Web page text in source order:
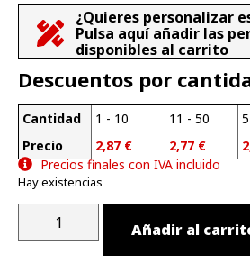
¿Quieres personalizar
Pulsa aquí añadir las
disponibles al carrito
Descuentos por
Cantidad
Precio
1 - 10
2,87 €
11 - 50
2,77 €
Precios finales con IVA incluido
Hay existencias
Añadir al